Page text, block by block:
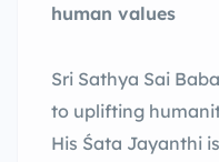
human values
Sri Sathya Sai
to uplifting
His Śata Jayanthi